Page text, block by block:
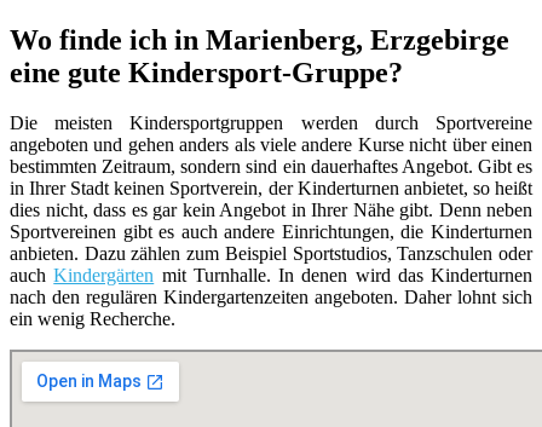
Wo finde ich in Marienberg, Erzgebirge
eine gute Kindersport-Gruppe?
Die meisten Kindersportgruppen werden durch Sportvereine
angeboten und gehen anders als viele andere Kurse nicht über einen
bestimmten Zeitraum, sondern sind ein dauerhaftes Angebot. Gibt es
in Ihrer Stadt keinen Sportverein, der Kinderturnen anbietet, so heißt
dies nicht, dass es gar kein Angebot in Ihrer Nähe gibt. Denn neben
Sportvereinen gibt es auch andere Einrichtungen, die Kinderturnen
anbieten. Dazu zählen zum Beispiel Sportstudios, Tanzschulen oder
auchKindergärten mit Turnhalle. In denen wird das Kinderturnen
nach den regulären Kindergartenzeiten angeboten. Daher lohnt sich
ein wenig Recherche.